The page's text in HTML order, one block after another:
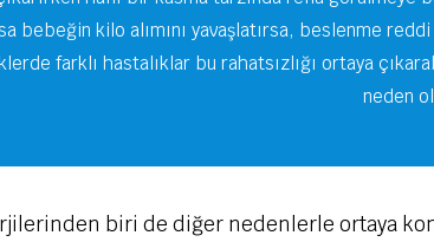
bebeğin kilo alımını yavaşlatırsa, beslenme
farklı hastalıklar bu rahatsızlığı ortaya
neden
biri de diğer nedenlerle ortaya